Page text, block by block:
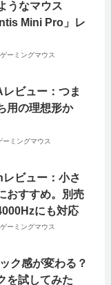
うなマウス
Mini Pro」レ
ゲーミングマウス
ビュー：つま
用の理想形か
ーミングマウス
ビュー：小さ
おすすめ。別売
にも対応
ゲーミングマウス
ク感が変わる？
を試してみた